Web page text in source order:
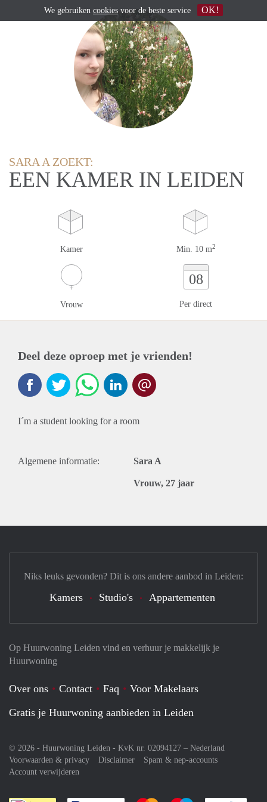
SARA A ZOEKT:
EEN KAMER IN LEIDEN
Kamer Min. 10 m2
Vrouw
08
Per direct
Deel deze oproep met je vrienden!
I´m a student looking for a room
Algemene informatie: Sara A
Vrouw, 27 jaar
Op Huurwoning Leiden vind en verhuur je makkelijk je
Huurwoning
Over ons Contact Faq
Voor Makelaars
Gratis je Huurwoning aanbieden in Leiden
© 2026 - Huurwoning Leiden - KvK nr. 02094127 – Nederland
Voorwaarden & privacy
Disclaimer
Spam & nep-accounts
Account verwijderen
Niks leuks gevonden? Dit is ons andere aanbod in Leiden:
Kamers Studio's Appartementen
We gebruiken cookies voor de beste service OK!